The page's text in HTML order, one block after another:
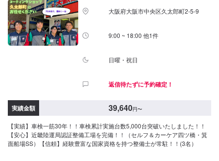
大阪府大阪市中央区久太郎町2-5-9
9:00 ~ 18:00 他1件
日曜・祝日
返信待たずに予約確定！
実績金額 39,640円〜
【実績】車検一筋30年！！車検累計実施台数5,000台突破いたしました！！
【安心】近畿陸運局認証整備工場を完備！！（セルフ＆カーケア四ツ橋・箕
面船場SS）【信頼】経験豊富な国家資格を持つ整備士が常駐！！(3名）